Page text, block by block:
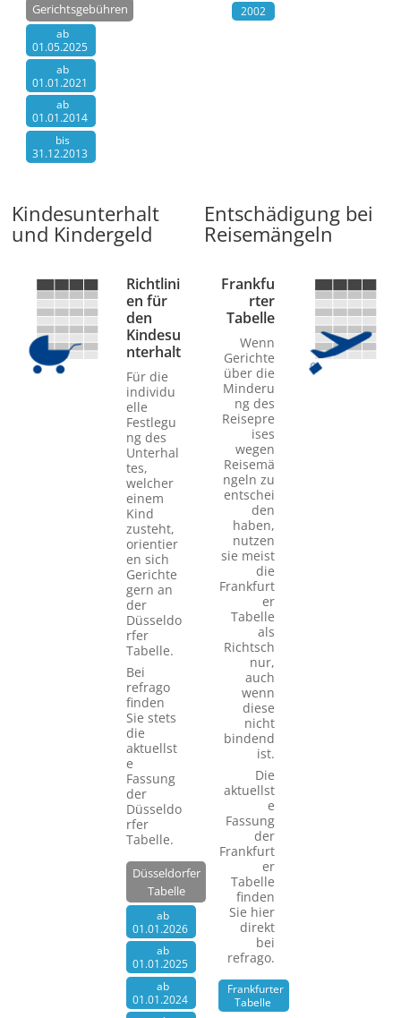
Gerichtsgebühren
ab
01.05.2025
ab
01.01.2021
ab
01.01.2014
bis
31.12.2013
2002
Kindesunterhalt
und Kindergeld
Richtlini
en für
den
Kindesu
nterhalt
Für die
individu
elle
Festlegu
ng des
Unterhal
tes,
welcher
einem
Kind
zusteht,
orientier
en sich
Gerichte
gern an
der
Düsseldo
rfer
Tabelle.
Bei
refrago
finden
Sie stets
die
aktuellst
e
Fassung
der
Düsseldo
rfer
Tabelle.
Düsseldorfer
Tabelle
ab
01.01.2026
ab
01.01.2025
ab
01.01.2024
Entschädigung bei
Reisemängeln
Frankfu
rter
Tabelle
Wenn
Gerichte
über die
Minderu
ng des
Reisepre
ises
wegen
Reisemä
ngeln zu
entschei
den
haben,
nutzen
sie meist
die
Frankfurt
er
Tabelle
als
Richtsch
nur,
auch
wenn
diese
nicht
bindend
ist.
Die
aktuellst
e
Fassung
der
Frankfurt
er
Tabelle
finden
Sie hier
direkt
bei
refrago.
Frankfurter
Tabelle